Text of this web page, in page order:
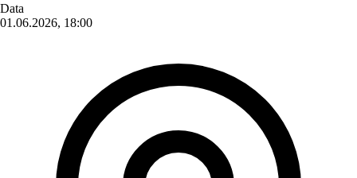
Data
01.06.2026, 18:00